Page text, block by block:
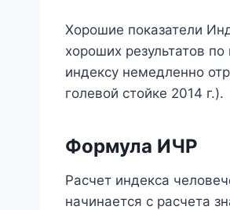
Хорошие показатели
хороших результатов
индексу немедленно
голевой стойке 2014 г.).
Формула ИЧР
Расчет индекса
начинается с расчета